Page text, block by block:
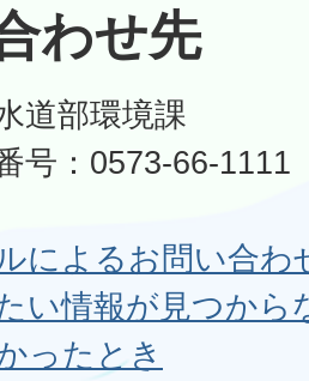
わせ先
道部環境課
号：0573-66-1111
によるお問い合わ
い情報が見つから
ったとき